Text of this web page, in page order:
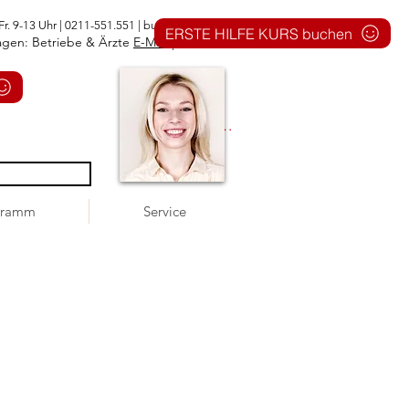
ERSTE HILFE KURS buchen
9-13 Uhr | 0211-551.551 | buero@1aid.de
Betriebe & Ärzte E-Mail| Telefon
Anmelden
Service